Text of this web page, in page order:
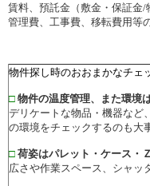
賃料、預託金（敷金・保証金/
管理費、工事費、移転費用等
物件探し時のおおまかなチェ
□ 物件の温度管理、また環境
デリケートな物品・機器など
の環境をチェックするのも大
□ 荷姿はパレット・ケース・
広さや作業スペース、シャッ